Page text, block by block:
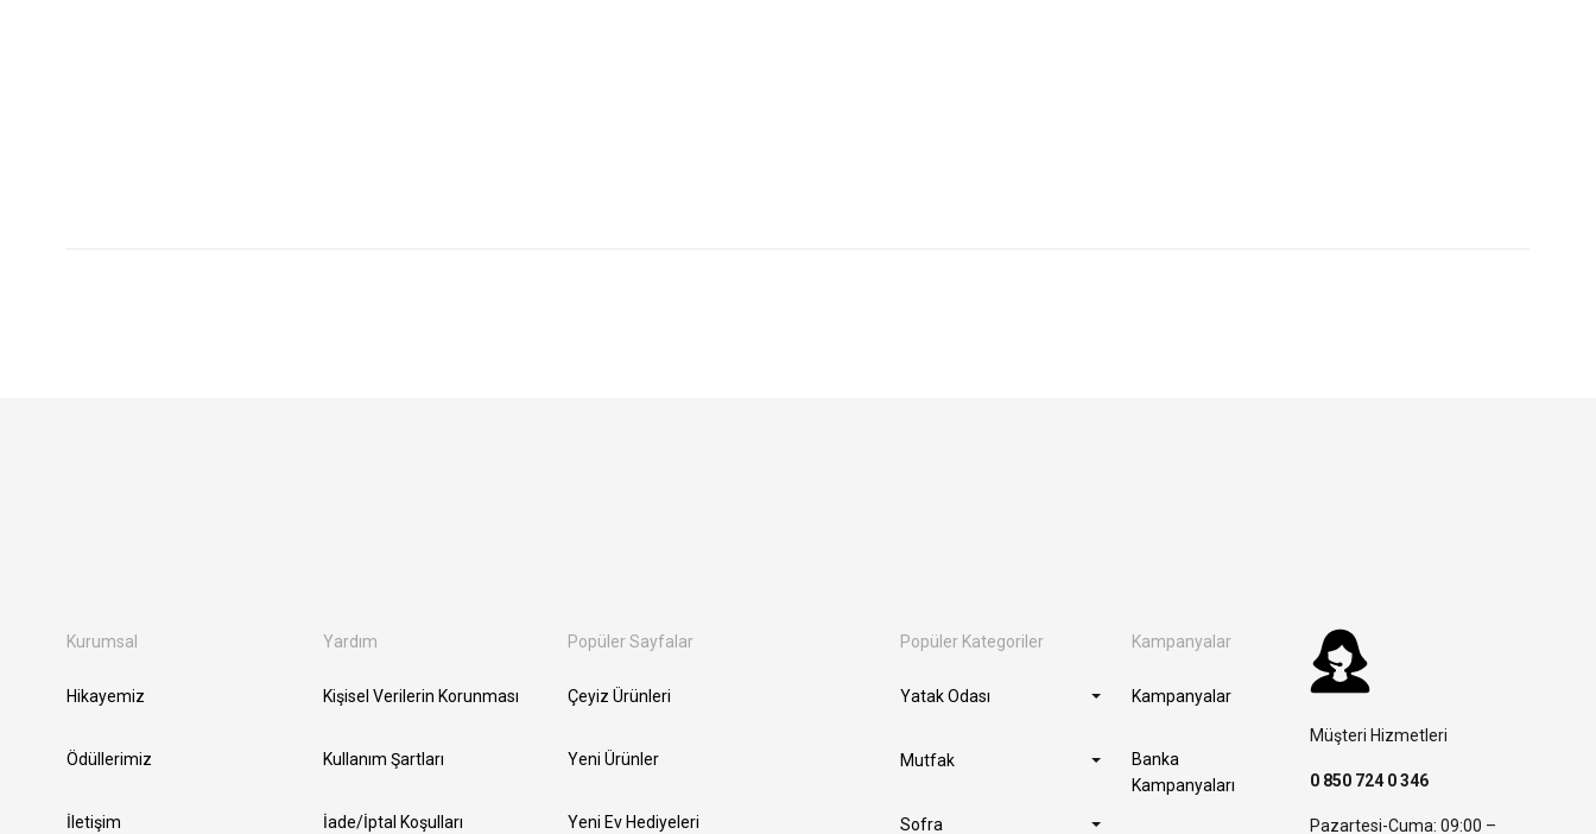
Kurumsal
Hikayemiz
Ödüllerimiz
İletişim
Yardım
Kişisel Verilerin Korunması
Kullanım Şartları
İade/İptal Koşulları
Popüler Sayfalar
Çeyiz Ürünleri
Yeni Ürünler
Yeni Ev Hediyeleri
Popüler Kategoriler
Yatak Odası
Mutfak
Sofra
Kampanyalar
Kampanyalar
Banka
Kampanyaları
Müşteri Hizmetleri
0 850 724 0 346
Pazartesi-Cuma: 09:00 –